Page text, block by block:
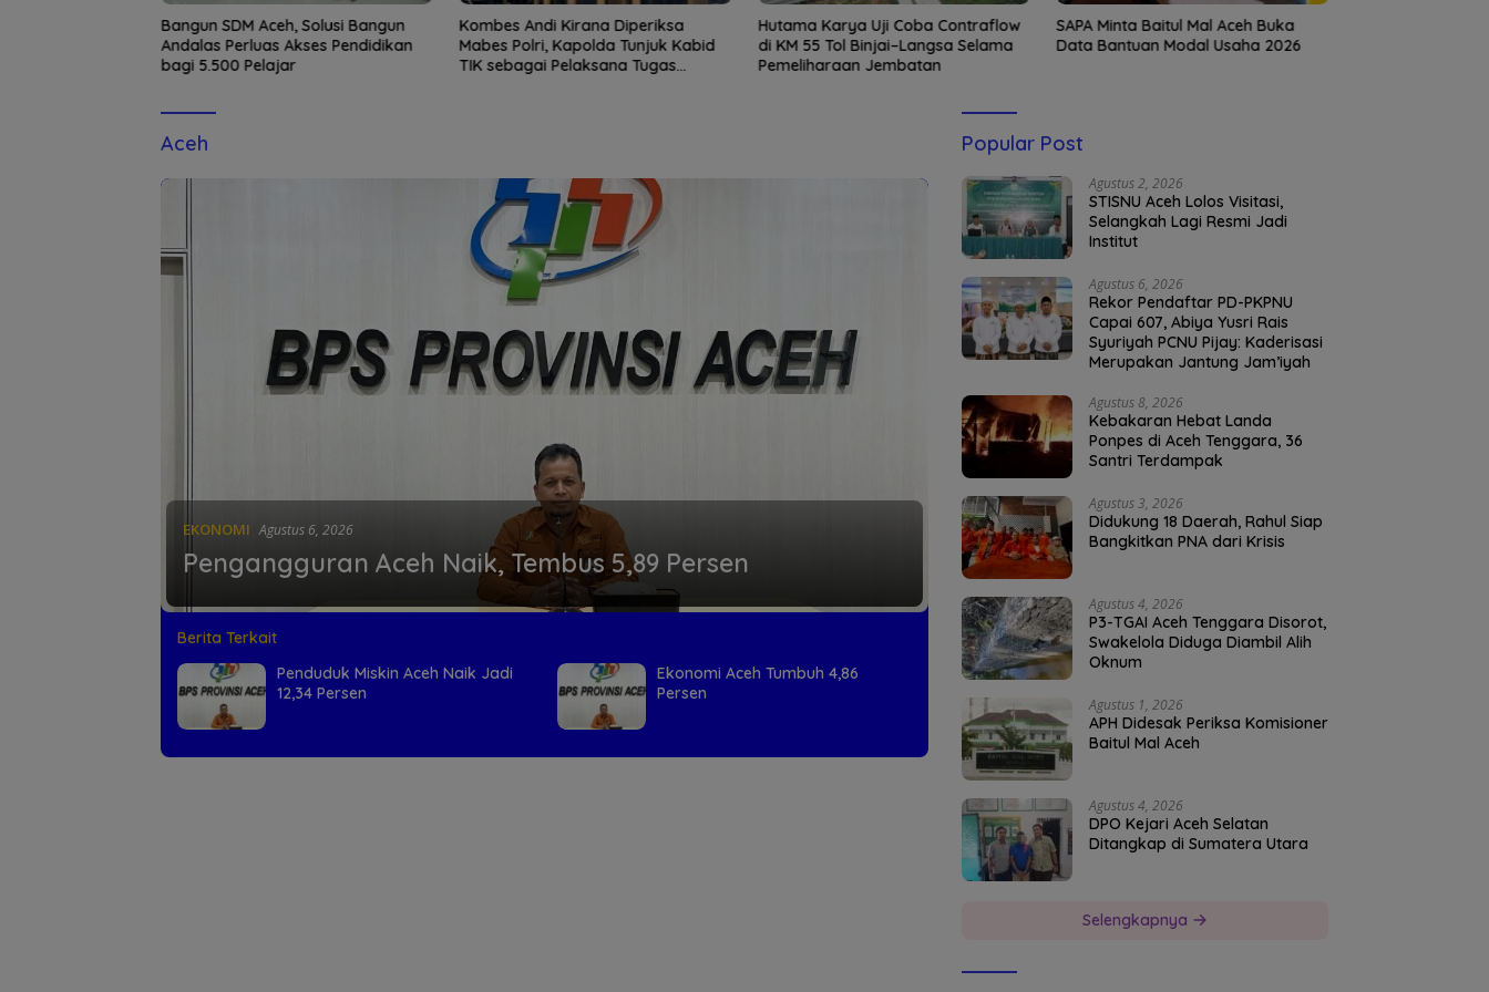
Bangun SDM Aceh, Solusi Bangun
Andalas Perluas Akses Pendidikan
bagi 5.500 Pelajar
Kombes Andi Kirana Diperiksa
Mabes Polri, Kapolda Tunjuk Kabid
TIK sebagai Pelaksana Tugas
Hutama Karya Uji Coba Contraflow
di KM 55 Tol Binjai–Langsa Selama
Pemeliharaan Jembatan
SAPA Minta Baitul Mal Aceh Buka
Data Bantuan Modal Usaha 2026
Aceh
EKONOMI Agustus 6, 2026
Pengangguran Aceh Naik, Tembus 5,89 Persen
Berita Terkait
Penduduk Miskin Aceh Naik Jadi
12,34 Persen
Ekonomi Aceh Tumbuh 4,86
Persen
Popular Post
Agustus 2, 2026
STISNU Aceh Lolos Visitasi,
Selangkah Lagi Resmi Jadi
Institut
Agustus 6, 2026
Rekor Pendaftar PD-PKPNU
Capai 607, Abiya Yusri Rais
Syuriyah PCNU Pijay: Kaderisasi
Merupakan Jantung Jam’iyah
Agustus 8, 2026
Kebakaran Hebat Landa
Ponpes di Aceh Tenggara, 36
Santri Terdampak
Agustus 3, 2026
Didukung 18 Daerah, Rahul Siap
Bangkitkan PNA dari Krisis
Agustus 4, 2026
P3-TGAI Aceh Tenggara Disorot,
Swakelola Diduga Diambil Alih
Oknum
Agustus 1, 2026
APH Didesak Periksa Komisioner
Baitul Mal Aceh
Agustus 4, 2026
DPO Kejari Aceh Selatan
Ditangkap di Sumatera Utara
Selengkapnya